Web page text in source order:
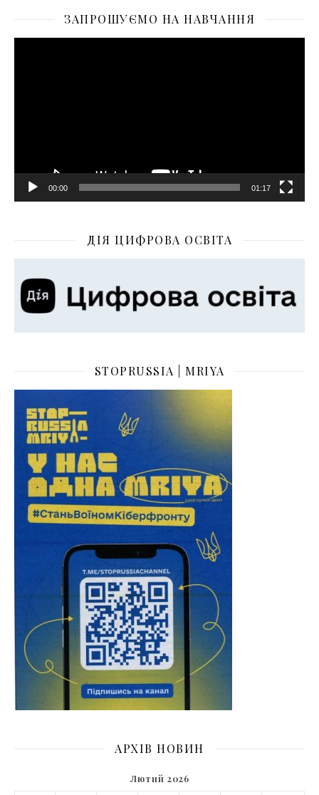
ЗАПРОШУЄМО НА НАВЧАННЯ
00:00 01:17
ДІЯ ЦИФРОВА ОСВІТА
STOPRUSSIA | MRIYA
АРХІВ НОВИН
Лютий 2026